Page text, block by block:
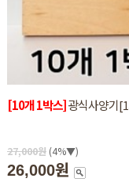
[10개 1박스]광식사양기
27,000원 (4%▼)
26,000원